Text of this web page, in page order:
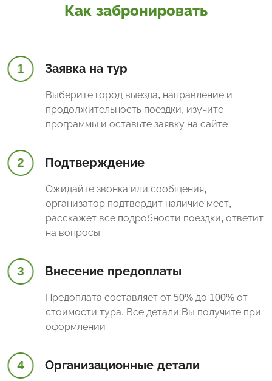
Как забронировать
1 Заявка на тур
Выберите город выезда, направление и
продолжительность поездки, изучите
программы и оставьте заявку на сайте
2 Подтверждение
Ожидайте звонка или сообщения,
организатор подтвердит наличие мест,
расскажет все подробности поездки, ответит
на вопросы
3 Внесение предоплаты
Предоплата составляет от 50% до 100% от
стоимости тура. Все детали Вы получите при
оформлении
4 Организационные детали